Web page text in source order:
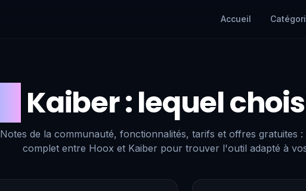
Accueil
Kaiber: lequel
Notes de la communauté, fonctionnalités, tarifs et offres gratuites
complet entre Hoox et Kaiber pour trouver l'outil adapté à